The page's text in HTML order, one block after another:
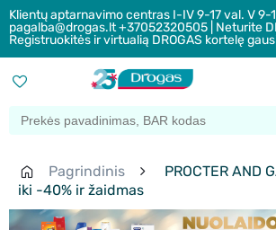
Klientų aptarnavimo centras I-IV 9-17 val. V 9-
pagalba@drogas.lt +37052320505 | Neturite
Registruokitės ir virtualią DROGAS kortelę
Pagrindinis
PROCTER AND
iki -40% ir žaidmas